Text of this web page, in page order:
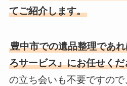
てご紹介します。
豊中市での遺品整理であ
ろサービス』にお任せくだ
の立ち会いも不要ですの